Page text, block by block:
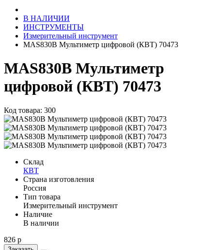
В НАЛИЧИИ
ИНСТРУМЕНТЫ
Измерительный инструмент
MAS830B Мультиметр цифровой (КВТ) 70473
MAS830B Мультиметр
цифровой (КВТ) 70473
Код товара: 300
Склад
КВТ
Страна изготовления
Россия
Тип товара
Измерительный инструмент
Наличие
В наличии
826 р